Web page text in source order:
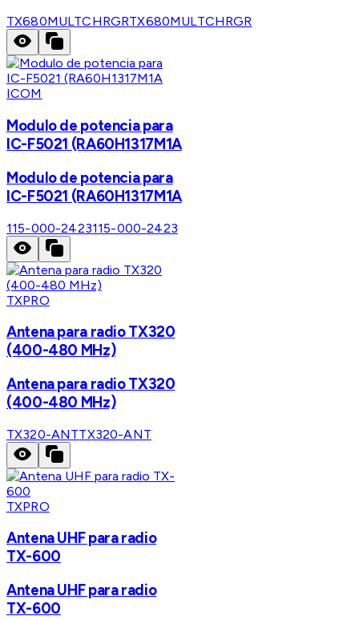
TX680MULTCHRGRTX680MULTCHRGR
ICOM
Modulo de potencia para
IC-F5021 (RA60H1317M1A
Modulo de potencia para
IC-F5021 (RA60H1317M1A
115-000-2423115-000-2423
TXPRO
Antena para radio TX320
(400-480 MHz)
Antena para radio TX320
(400-480 MHz)
TX320-ANTTX320-ANT
TXPRO
Antena UHF para radio
TX-600
Antena UHF para radio
TX-600